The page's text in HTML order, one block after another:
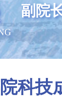
副院
科技